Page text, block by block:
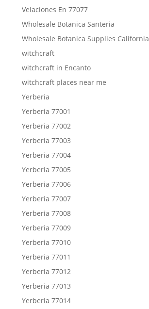
Velaciones En 77077
Wholesale Botanica Santeria
Wholesale Botanica Supplies California
witchcraft
witchcraft in Encanto
witchcraft places near me
Yerberia
Yerberia 77001
Yerberia 77002
Yerberia 77003
Yerberia 77004
Yerberia 77005
Yerberia 77006
Yerberia 77007
Yerberia 77008
Yerberia 77009
Yerberia 77010
Yerberia 77011
Yerberia 77012
Yerberia 77013
Yerberia 77014